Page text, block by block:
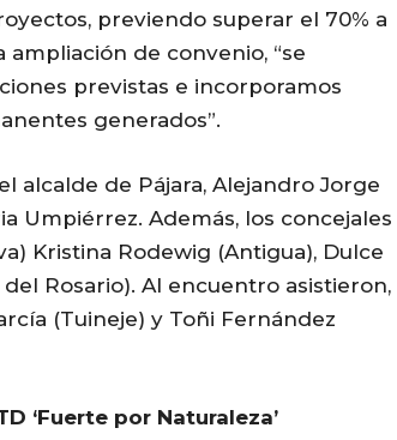
previendo superar el 70% a
de convenio, “se
previstas e incorporamos
generados”.
alcalde de Pájara, Alejandro Jorge
Umpiérrez. Además, los concejales
Kristina Rodewig (Antigua), Dulce
Rosario). Al encuentro asistieron,
(Tuineje) y Toñi Fernández
‘Fuerte por Naturaleza’